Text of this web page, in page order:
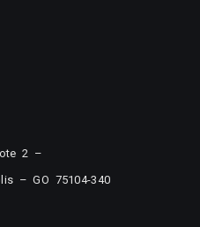
2 –
– GO 75104-340